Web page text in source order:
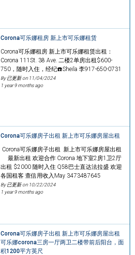
Corona可乐娜租房 新上市可乐娜租赁
Corona可乐娜租房 新上市可乐娜租赁出租：
Corona 111St. 38 Ave. 二楼2单房出租$600-
750，随时入住，经纪☎️Sheila 李917-650-0731
By 已更新 on 11/04/2024
1 year 9 months ago
Corona可乐娜房子出租 新上市可乐娜房屋出租
Corona可乐娜房子出租 新上市可乐娜房屋出租
最新出租 欢迎合作 Corona 地下室2房1卫2厅
出租 $2000 随时入住 Q58巴士直达法拉盛 欢迎
各国租客 查信用收入May 3473487645
By 已更新 on 10/22/2024
1 year 9 months ago
Corona可乐娜房子出租 新上市可乐娜房屋出租
可乐娜corona三房一厅两卫二楼带前后阳台，面
积1200平方英尺